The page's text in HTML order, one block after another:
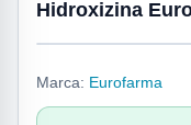
Hidroxizina
Marca: Eurofarma